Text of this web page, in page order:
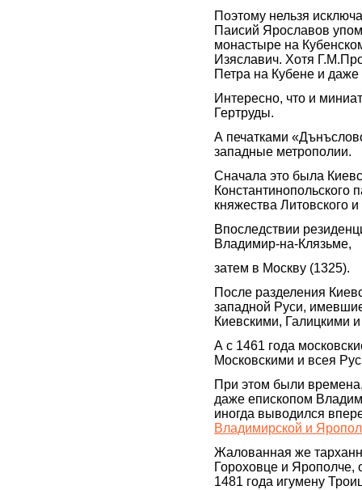
Поэтому нельзя
Паисий Ярославов
монастыре на
Изяславич. Хотя
Петра на Кубене и
Интересно, что и
Гертруды.
А печатками
западные метрополии.
Сначала это была
Константинопольского
княжества Литовского
Впоследствии
Владимир-на-Клязьме,
затем в Москву (1325).
После разделения
западной Руси,
Киевскими, Галицкими
А с 1461 года
Московскими и всея
При этом были
даже епископом
иногда выводился
Владимирской и
Жалованная же
Гороховце и
1481 года игумену